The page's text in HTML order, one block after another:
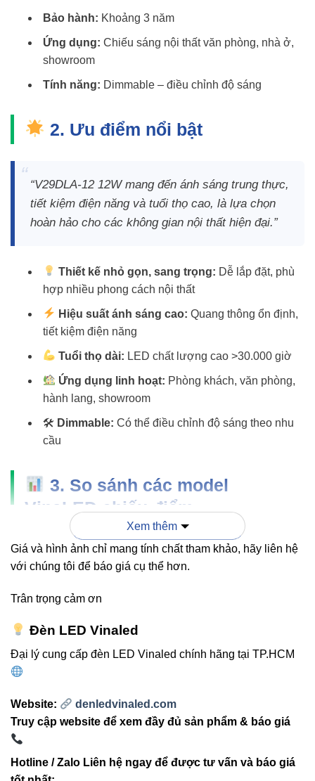
Bảo hành: Khoảng 3 năm
Ứng dụng: Chiếu sáng nội thất văn phòng, nhà ở,
showroom
Tính năng: Dimmable – điều chỉnh độ sáng
2. Ưu điểm nổi bật
“V29DLA-12 12W mang đến ánh sáng trung thực,
tiết kiệm điện năng và tuổi thọ cao, là lựa chọn
hoàn hảo cho các không gian nội thất hiện đại.”
Thiết kế nhỏ gọn, sang trọng: Dễ lắp đặt, phù
hợp nhiều phong cách nội thất
Hiệu suất ánh sáng cao: Quang thông ổn định,
tiết kiệm điện năng
Tuổi thọ dài: LED chất lượng cao >30.000 giờ
Ứng dụng linh hoạt: Phòng khách, văn phòng,
hành lang, showroom
🛠 Dimmable: Có thể điều chỉnh độ sáng theo nhu
cầu
3. So sánh các model
VinaLED chiếu điểm
TIÊU CHÍ
V29DLA-
12 12W
V29DLA-
15 15W
V29DLA-
Công
Quang
980-
1550-
2355-
Chỉ số
hoàn màu
CRI > 80 CRI > 80 CRI > 80
Tuổi thọ
>30.000
>30.000
>30.000
Xem thêm
Giá và hình ảnh chỉ mang tính chất tham khảo, hãy liên hệ
với chúng tôi để báo giá cụ thể hơn.
Trân trọng cảm ơn
Đèn LED Vinaled
Đại lý cung cấp đèn LED Vinaled chính hãng tại TP.HCM
Website:
denledvinaled.com
Truy cập website để xem đầy đủ sản phẩm & báo giá
Hotline / Zalo Liên hệ ngay để được tư vấn và báo giá